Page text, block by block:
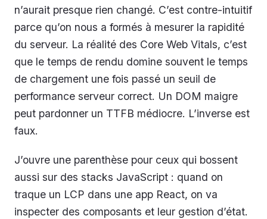
n’aurait presque rien changé. C’est contre-intuitif
parce qu’on nous a formés à mesurer la rapidité
du serveur. La réalité des Core Web Vitals, c’est
que le temps de rendu domine souvent le temps
de chargement une fois passé un seuil de
performance serveur correct. Un DOM maigre
peut pardonner un TTFB médiocre. L’inverse est
faux.
J’ouvre une parenthèse pour ceux qui bossent
aussi sur des stacks JavaScript : quand on
traque un LCP dans une app React, on va
inspecter des composants et leur gestion d’état.